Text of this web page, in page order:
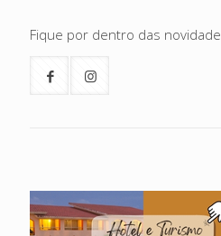
Fique por dentro das